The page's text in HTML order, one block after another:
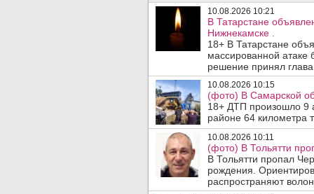
10.08.2026 10:21
В Татарстане
Нижнекамске .
18+ В Татарстане
массированной атаке
решение принял
10.08.2026 10:15
(фото) В Самарской
18+ ДТП произошло 9
районе 64 километра
10.08.2026 10:11
(фото) В Тольятти
В Тольятти пропал
рождения.
распространяют